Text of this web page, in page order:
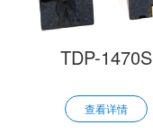
TDP-1470S
查看详情